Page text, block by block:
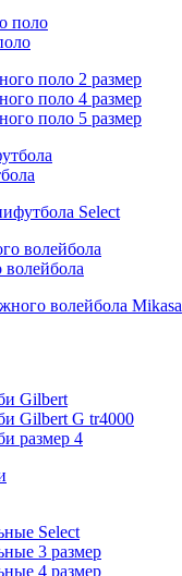
поло 2 размер
поло 4 размер
поло 5 размер
Select
волейбола Mikasa
Gilbert
Gilbert G tr4000
размер 4
Select
3 размер
4 размер